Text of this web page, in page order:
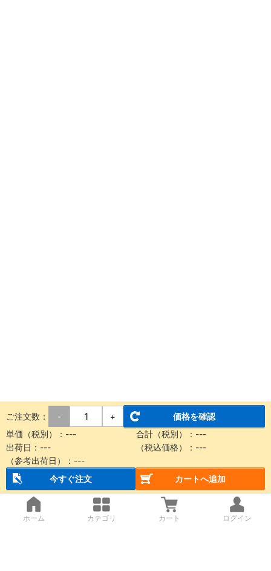
ご注文数： - +
価格を確認
単価（税別）： --- 合計（税別）： ---
出荷日： --- （税込価格）： ---
（参考出荷日）： ---
今すぐ注文
カートへ追加
ホーム カテゴリ カート ログイン